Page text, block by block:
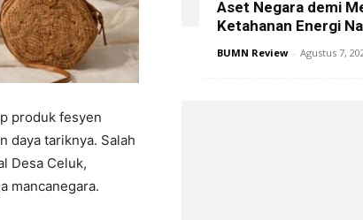
produk fesyen
daya tariknya. Salah
Desa Celuk,
mancanegara.
Aset Negara demi
Ketahanan Energi
BUMN Review - Agustus 7,